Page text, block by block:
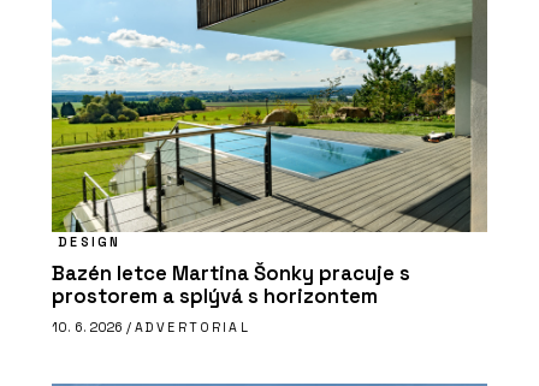
DESIGN
Bazén letce Martina Šonky pracuje s
prostorem a splývá s horizontem
10. 6. 2026 / ADVERTORIAL